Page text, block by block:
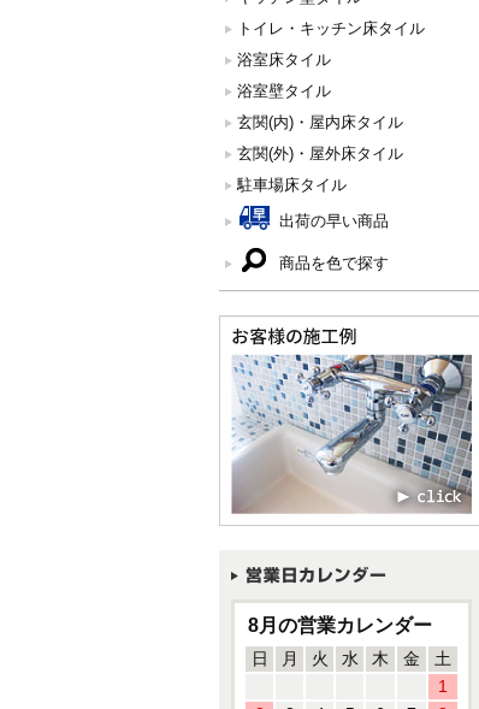
トイレ・キッチン床タイル
浴室床タイル
浴室壁タイル
玄関(内)・屋内床タイル
玄関(外)・屋外床タイル
駐車場床タイル
出荷の早い商品
商品を色で探す
8月の営業カレンダー
日 月 火 水 木 金
土
1